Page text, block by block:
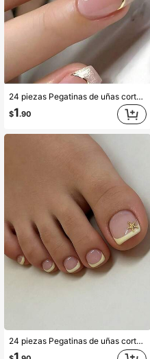
24 piezas Pegatinas de uñas cortas cuadradas, color base nude con puntas de purpurina y líneas doradas, calidad de salón, fáciles de aplicar, el set incluye 1 botella de pegamento para uñas y 1 lima de uñas, perfecto para la oficina y la noche de cita. Productos de cuidado de uñas
$1.90
24 piezas Pegatinas de uñas cortas cuadradas con patrón de estrella de mar de metal minimalista y elegante, estilo diario de primavera/verano, incluye 1 hoja adhesiva y 1 tira de pegamento de gelatina aleatoria, adecuado para uñas de mujeres y niñas